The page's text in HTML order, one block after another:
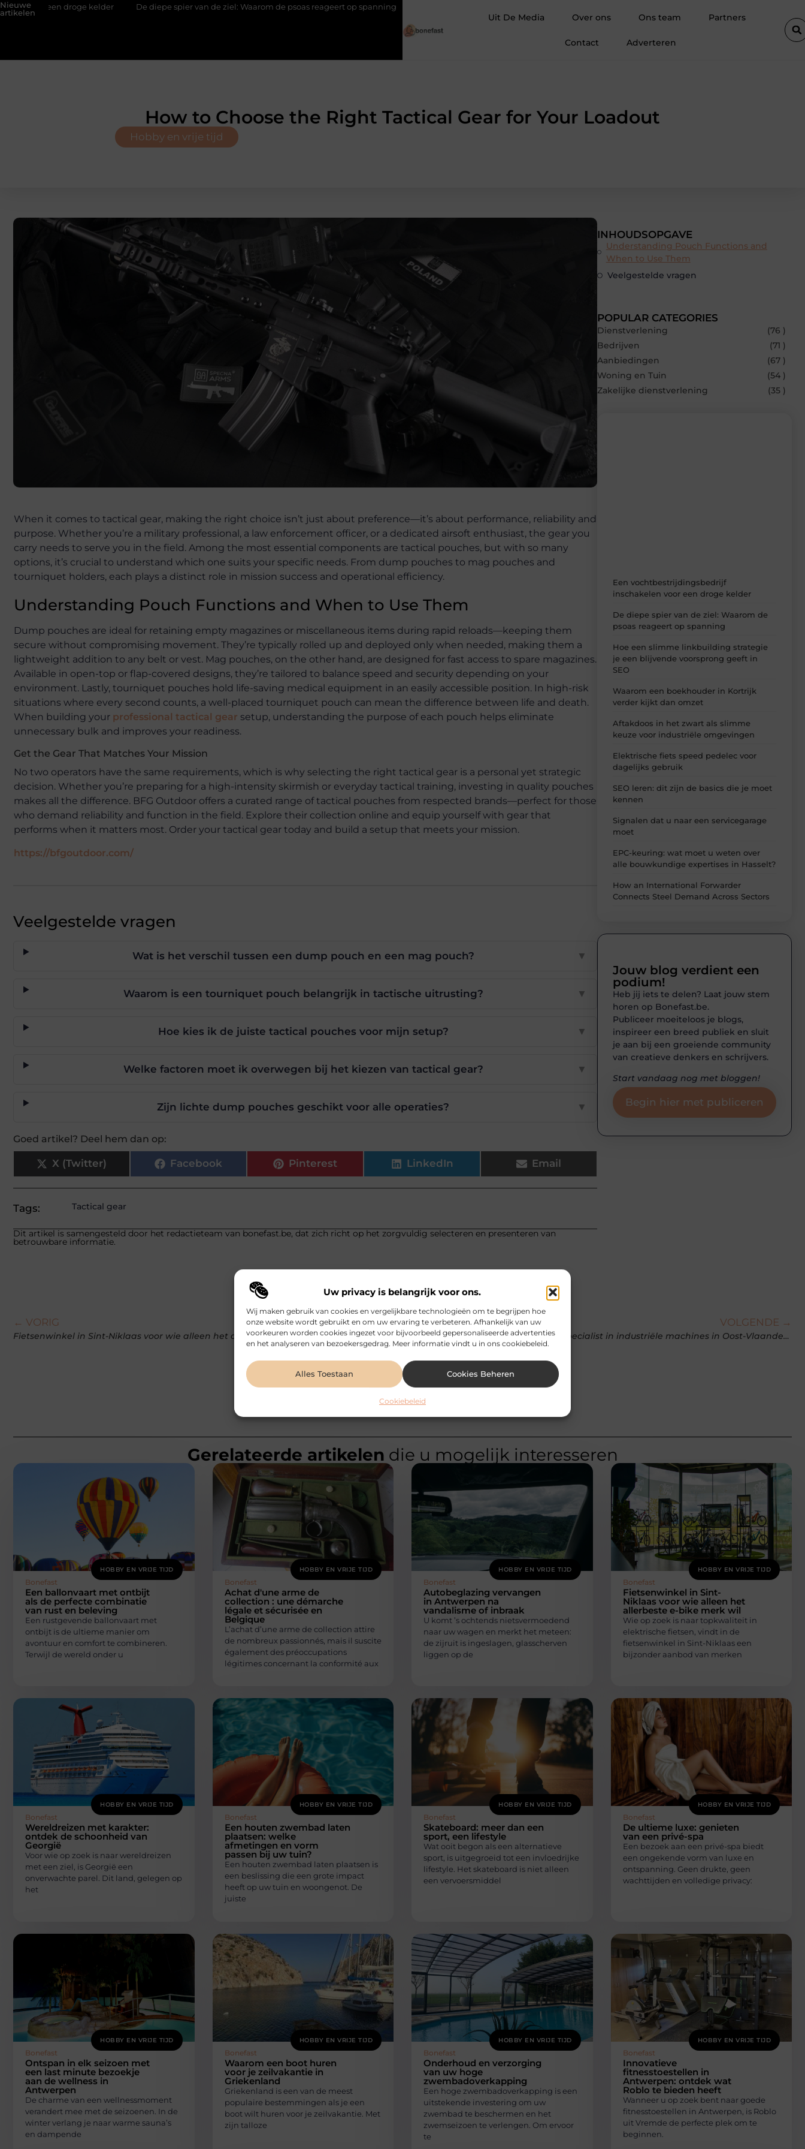
Uw privacy is belangrijk voor ons.
Wij maken gebruik van cookies en vergelijkbare technologieën om te begrijpen hoe
onze website wordt gebruikt en om uw ervaring te verbeteren. Afhankelijk van uw
voorkeuren worden cookies ingezet voor bijvoorbeeld gepersonaliseerde advertenties
en het analyseren van bezoekersgedrag. Meer informatie vindt u in ons cookiebeleid.
Alles Toestaan Cookies Beheren
Cookiebeleid
Nieuwe
artikelen
kelder De diepe spier van de ziel: Waarom de psoas reageert op spanning Hoe een slimme linkbuilding strategie je een blijvende voorsprong geeft in SEO
Uit De Media Over ons Ons team Partners
Contact Adverteren
How to Choose the Right Tactical Gear for Your Loadout
Hobby en vrije tijd
When it comes to tactical gear, making the right choice isn’t just about preference—it’s about performance, reliability and
purpose. Whether you’re a military professional, a law enforcement officer, or a dedicated airsoft enthusiast, the gear you
carry needs to serve you in the field. Among the most essential components are tactical pouches, but with so many
options, it’s crucial to understand which one suits your specific needs. From dump pouches to mag pouches and
tourniquet holders, each plays a distinct role in mission success and operational efficiency.
Understanding Pouch Functions and When to Use Them
Dump pouches are ideal for retaining empty magazines or miscellaneous items during rapid reloads—keeping them
secure without compromising movement. They’re typically rolled up and deployed only when needed, making them a
lightweight addition to any belt or vest. Mag pouches, on the other hand, are designed for fast access to spare magazines.
Available in open-top or flap-covered designs, they’re tailored to balance speed and security depending on your
environment. Lastly, tourniquet pouches hold life-saving medical equipment in an easily accessible position. In high-risk
situations where every second counts, a well-placed tourniquet pouch can mean the difference between life and death.
When building your professional tactical gear setup, understanding the purpose of each pouch helps eliminate
unnecessary bulk and improves your readiness.
Get the Gear That Matches Your Mission
No two operators have the same requirements, which is why selecting the right tactical gear is a personal yet strategic
decision. Whether you’re preparing for a high-intensity skirmish or everyday tactical training, investing in quality pouches
makes all the difference. BFG Outdoor offers a curated range of tactical pouches from respected brands—perfect for those
who demand reliability and function in the field. Explore their collection online and equip yourself with gear that
performs when it matters most. Order your tactical gear today and build a setup that meets your mission.
https://bfgoutdoor.com/
Veelgestelde vragen
Wat is het verschil tussen een dump pouch en een mag pouch? ▼
Waarom is een tourniquet pouch belangrijk in tactische uitrusting? ▼
Hoe kies ik de juiste tactical pouches voor mijn setup? ▼
Welke factoren moet ik overwegen bij het kiezen van tactical gear? ▼
Zijn lichte dump pouches geschikt voor alle operaties? ▼
Goed artikel? Deel hem dan op:
X (Twitter) Facebook Pinterest LinkedIn Email
Tags: Tactical gear
Dit artikel is samengesteld door het redactieteam van bonefast.be, dat zich richt op het zorgvuldig selecteren en presenteren van
betrouwbare informatie.
INHOUDSOPGAVE
Understanding Pouch Functions and
When to Use Them
Veelgestelde vragen
POPULAR CATEGORIES
Dienstverlening
(76 )
Bedrijven
(71 )
Aanbiedingen
(67 )
Woning en Tuin
(54 )
Zakelijke dienstverlening
(35 )
Een vochtbestrijdingsbedrijf
inschakelen voor een droge kelder
De diepe spier van de ziel: Waarom de
psoas reageert op spanning
Hoe een slimme linkbuilding strategie
je een blijvende voorsprong geeft in
SEO
Waarom een boekhouder in Kortrijk
verder kijkt dan omzet
Aftakdoos in het zwart als slimme
keuze voor industriële omgevingen
Elektrische fiets speed pedelec voor
dagelijks gebruik
SEO leren: dit zijn de basics die je moet
kennen
Signalen dat u naar een servicegarage
moet
EPC-keuring: wat moet u weten over
alle bouwkundige expertises in Hasselt?
How an International Forwarder
Connects Steel Demand Across Sectors
Jouw blog verdient een
podium!
Heb jij iets te delen? Laat jouw stem
horen op Bonefast.be.
Publiceer moeiteloos je blogs,
inspireer een breed publiek en sluit
je aan bij een groeiende community
van creatieve denkers en schrijvers.
Start vandaag nog met bloggen!
Begin hier met publiceren
← VORIG
Fietsenwinkel in Sint-Niklaas voor wie alleen het allerbeste e-bike merk wil
VOLGENDE →
Efficiënte storingsaanpak door een specialist in industriële machines in Oost-Vlaanderen
Gerelateerde artikelen die u mogelijk interesseren
HOBBY EN VRIJE TIJD
Bonefast
Een ballonvaart met ontbijt
als de perfecte combinatie
van rust en beleving
Een rustgevende ballonvaart met
ontbijt is de ultieme manier om
avontuur en comfort te combineren.
Terwijl de wereld onder u
HOBBY EN VRIJE TIJD
Bonefast
Achat d'une arme de
collection : une démarche
légale et sécurisée en
Belgique
L’achat d’une arme de collection attire
de nombreux passionnés, mais il suscite
également des préoccupations
légitimes concernant la conformité aux
HOBBY EN VRIJE TIJD
Bonefast
Autobeglazing vervangen
in Antwerpen na
vandalisme of inbraak
U komt ’s ochtends nietsvermoedend
naar uw wagen en merkt het meteen:
de zijruit is ingeslagen, glasscherven
liggen op de
HOBBY EN VRIJE TIJD
Bonefast
Fietsenwinkel in Sint-
Niklaas voor wie alleen het
allerbeste e-bike merk wil
Wie op zoek is naar topkwaliteit in
elektrische fietsen, vindt in de
fietsenwinkel in Sint-Niklaas een
bijzonder aanbod van merken
HOBBY EN VRIJE TIJD
Bonefast
Wereldreizen met karakter:
ontdek de schoonheid van
Georgië
Voor wie op zoek is naar wereldreizen
met een ziel, is Georgië een
onverwachte parel. Dit land, gelegen op
het
HOBBY EN VRIJE TIJD
Bonefast
Een houten zwembad laten
plaatsen: welke
afmetingen en vorm
passen bij uw tuin?
Een houten zwembad laten plaatsen is
een beslissing die een grote impact
heeft op uw tuin en woongenot. De
juiste
HOBBY EN VRIJE TIJD
Bonefast
Skateboard: meer dan een
sport, een lifestyle
Wat ooit begon als een alternatieve
sport, is uitgegroeid tot een invloedrijke
lifestyle. Het skateboard is niet alleen
een vervoersmiddel
HOBBY EN VRIJE TIJD
Bonefast
De ultieme luxe: genieten
van een privé-spa
Een bezoek aan een privé-spa biedt
een ongekende vorm van luxe en
ontspanning. Geen drukte, geen
wachttijden en volledige privacy:
HOBBY EN VRIJE TIJD
Bonefast
Ontspan in elk seizoen met
een last minute bezoekje
aan de wellness in
Antwerpen
De charme van een wellnessmoment
verandert mee met de seizoenen. In de
winter verlang je naar warme sauna’s
en dampende
HOBBY EN VRIJE TIJD
Bonefast
Waarom een boot huren
voor je zeilvakantie in
Griekenland
Griekenland is een van de meest
populaire bestemmingen als je een
boot wilt huren voor je zeilvakantie. Met
zijn talloze
HOBBY EN VRIJE TIJD
Bonefast
Onderhoud en verzorging
van uw hoge
zwembadoverkapping
Een hoge zwembadoverkapping is een
uitstekende investering om uw
zwembad te beschermen en het
zwemseizoen te verlengen. Om ervoor
te
HOBBY EN VRIJE TIJD
Bonefast
Innovatieve
fitnesstoestellen in
Antwerpen: ontdek wat
Roblo te bieden heeft
Wanneer u op zoek bent naar goede
fitnesstoestellen in Antwerpen, is Roblo
uit Vremde de perfecte plek om te
beginnen.